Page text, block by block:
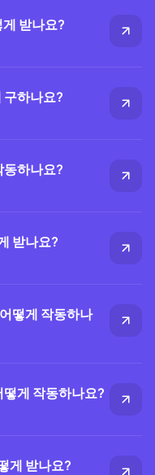
받나요?
구하나요?
하나요?
받나요?
떻게 작동하나
게 작동하나요?
게 받나요?